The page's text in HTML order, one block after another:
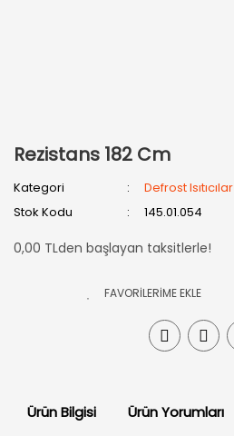
Rezistans 182 Cm
Kategori
Defrost Isıtıcılar
Stok Kodu
145.01.054
0,00 TLden başlayan taksitlerle!
Ürün Bilgisi Ürün Yorumları